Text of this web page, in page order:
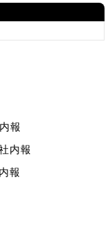
報
内報
報